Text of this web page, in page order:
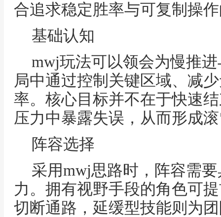
合追求稳定胜率与可复制操
基础认知
mwj玩法可以领会为慢推
局中通过控制关键区域、减
率。核心目标并不在于快速
压力中暴露失误，从而形成
阵容选择
采用mwj思路时，阵容需
力。拥有视野手段的角色可
切断通路，延缓型技能则为